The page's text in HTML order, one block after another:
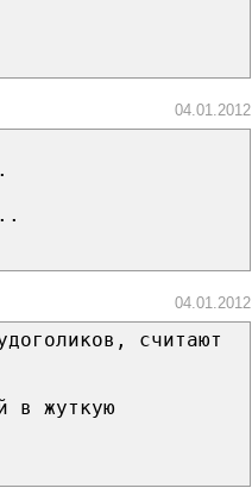
04.01.2012
04.01.2012
считают
в жуткую